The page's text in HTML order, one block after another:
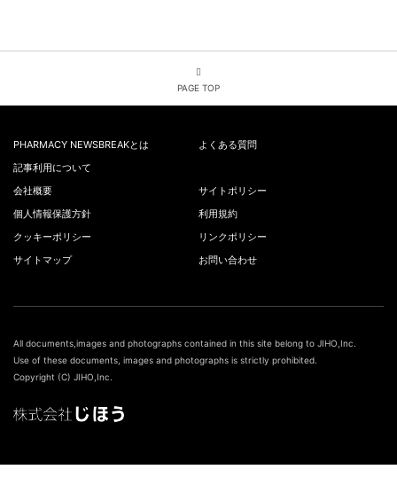
PAGE TOP
PHARMACY NEWSBREAKとは
よくある質問
記事利用について
会社概要
サイトポリシー
個人情報保護方針
利用規約
クッキーポリシー
リンクポリシー
サイトマップ
お問い合わせ
All documents,images and photographs contained in this site belong to JIHO,Inc.
Use of these documents, images and photographs is strictly prohibited.
Copyright (C) JIHO,Inc.